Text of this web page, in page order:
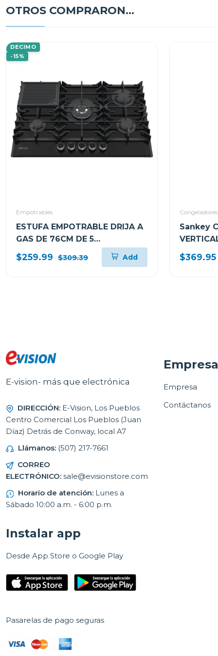
OTROS COMPRARON...
DECIMO
-15%
Empotrables
ESTUFA EMPOTRABLE DRIJA A
GAS DE 76CM DE 5
QUEMADORES VITROCERAMICA
TOSCANA76PROB
$259.99 $309.39 Add
Congeladores
Sankey
$369.95
E-vision- más que electrónica
DIRECCIÓN: E-Vision, Los Pueblos
Centro Comercial Los Pueblos (Juan
Díaz) Detrás de Conway, local A7
Llámanos: (507) 217-7661
CORREO
ELECTRÓNICO: sale@evisionstore.com
Horario de atención: Lunes a
Sábado 10:00 a.m. - 6:00 p.m.
Empresa
Empresa
Contáctanos
Instalar app
Desde App Store o Google Play
Pasarelas de pago seguras